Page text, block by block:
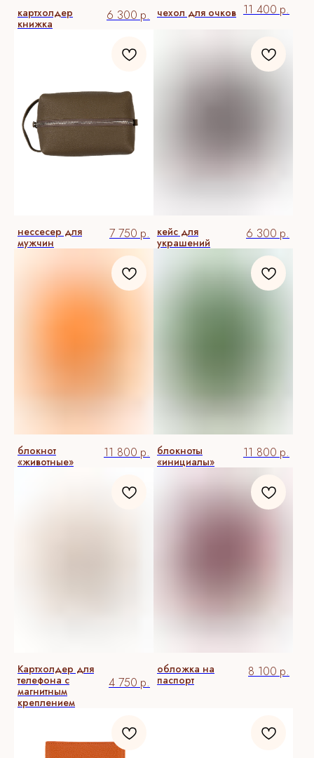
картхолдер
книжка
6 300 р. чехол для очков 11 400 р.
нессесер для
мужчин
7 750 р.
кейс для
украшений
6 300 р.
блокнот
«животные»
11 800 р.
блокноты
«инициалы»
11 800 р.
Картхолдер для
телефона с
магнитным
креплением
4 750 р.
обложка на
паспорт
8 100 р.